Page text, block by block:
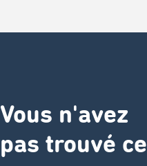
Vous n'avez
pas trouvé ce